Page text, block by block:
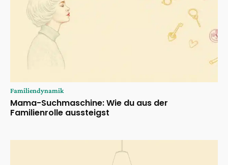
Familiendynamik
Mama-Suchmaschine: Wie du aus der
Familienrolle aussteigst